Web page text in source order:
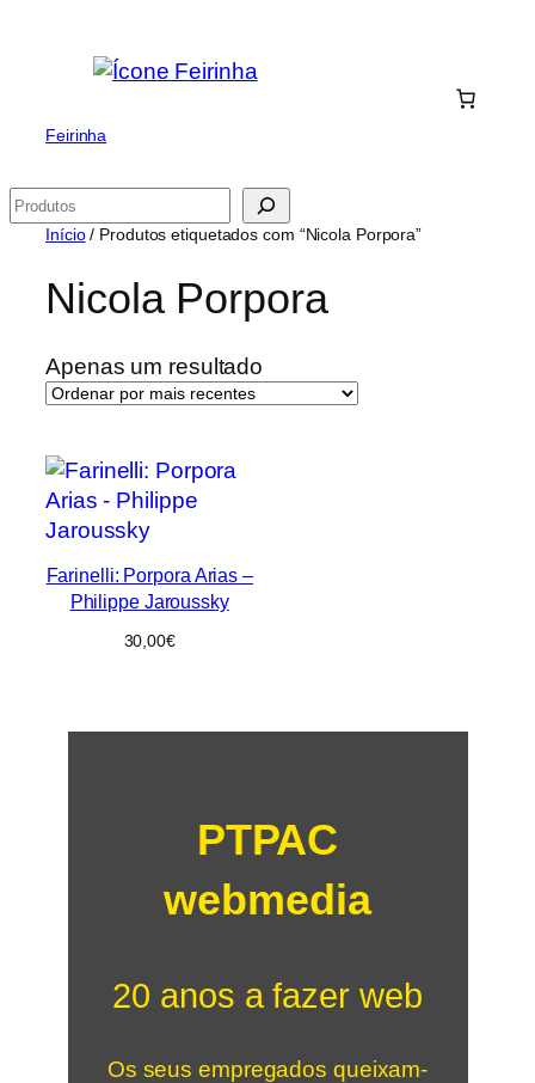
Feirinha
Pesquisar
Início/ Produtos etiquetados com “Nicola Porpora”
Nicola Porpora
Apenas um resultado
Farinelli: Porpora Arias –
Philippe Jaroussky
30,00€
PTPAC
webmedia
20 anos a fazer web
Os seus empregados queixam-